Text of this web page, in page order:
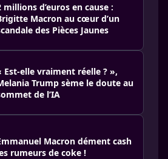
millions d’euros en cause :
Macron au cœur d’un
des Pièces Jaunes
Est-elle vraiment réelle ? »,
Trump sème le doute au
de l’IA
Macron dément cash
rumeurs de coke !